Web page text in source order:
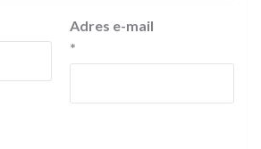
Adres e-mail
*